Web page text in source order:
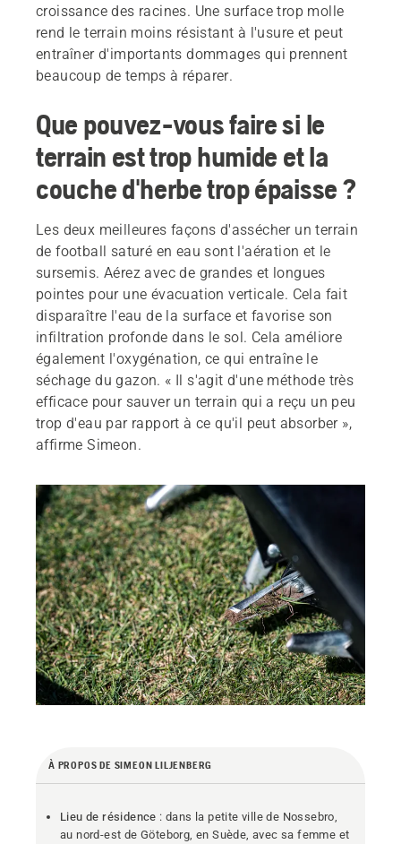
croissance des racines. Une surface trop molle
rend le terrain moins résistant à l'usure et peut
entraîner d'importants dommages qui prennent
beaucoup de temps à réparer.
Que pouvez-vous faire si le
terrain est trop humide et la
couche d'herbe trop épaisse ?
Les deux meilleures façons d'assécher un terrain
de football saturé en eau sont l'aération et le
sursemis. Aérez avec de grandes et longues
pointes pour une évacuation verticale. Cela fait
disparaître l'eau de la surface et favorise son
infiltration profonde dans le sol. Cela améliore
également l'oxygénation, ce qui entraîne le
séchage du gazon. « Il s'agit d'une méthode très
efficace pour sauver un terrain qui a reçu un peu
trop d'eau par rapport à ce qu'il peut absorber »,
affirme Simeon.
À PROPOS DE SIMEON LILJENBERG
Lieu de résidence : dans la petite ville de Nossebro,
au nord-est de Göteborg, en Suède, avec sa femme et